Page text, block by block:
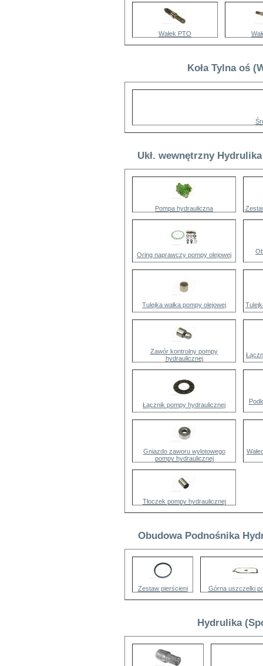
Wałek PTO
Koła Tylna oś
Ukł. wewnętrzny
Pompa hydrauliczna
Oring naprawczy pompy olejowej
Tulejka wałka pompy olejowej
Zawór kontrolny pompy
hydraulicznej
Łącznik pompy hydraulicznej
Gniazdo zaworu wylotowego
pompy hydraulicznej
Tłoczek pompy hydraulicznej
Obudowa Podnośnika
Zestaw pierścieni Górna uszczelki
Hydrulika